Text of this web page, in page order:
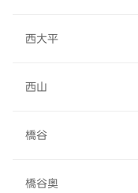
西大平
西山
橋谷
橋谷奥